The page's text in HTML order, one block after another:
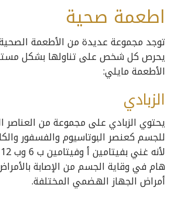
اطعمة صحية
توجد مجموعة عديدة من الأطعمة
يحرص كل شخص على تناولها بشكل
الأطعمة مايلي:
الزبادي
يحتوي الزبادي على مجموعة من العناصر
للجسم كعنصر البوتاسيوم والفسفور
هام في وقاية الجسم من الإصابة
أمراض الجهاز الهضمي المختلفة.